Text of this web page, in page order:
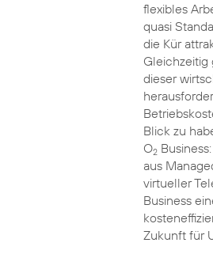
flexibles
quasi
die Kür
Gleichzeitig
dieser
Blick zu
O2
aus
virtueller
Business
Zukunft für